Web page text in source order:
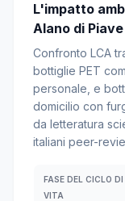
L'impatto
Alano di Piave
Confronto LCA
bottiglie PET
personale, e
domicilio con
da letteratura
italiani peer-
FASE DEL CICLO DI
VITA